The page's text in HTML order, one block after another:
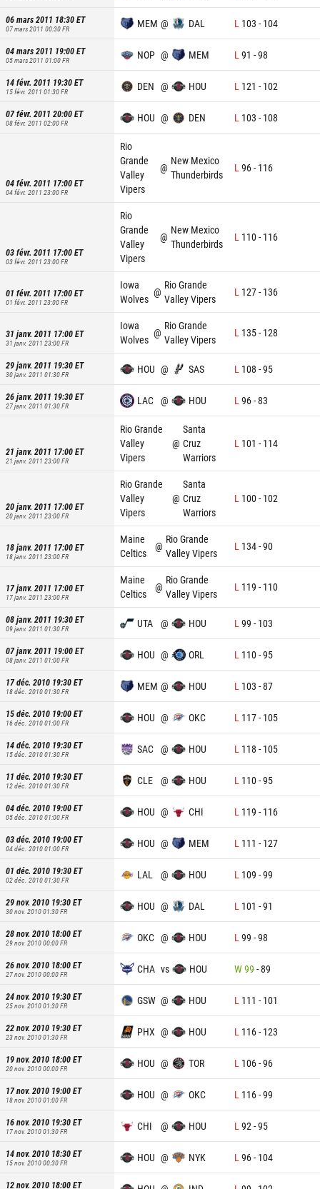
06 mars 2011 18:30ET
07 mars 2011 00:30FR MEM @ DAL L 103 - 104
04 mars 2011 19:00ET
05 mars 2011 01:00FR NOP @ MEM L 91 -98
14 févr. 2011 19:30ET
15 févr. 2011 01:30FR DEN @ HOU L 121 - 102
07 févr. 2011 20:00ET
08 févr. 2011 02:00FR HOU @ DEN L 103 - 108
04 févr. 2011 17:00ET
04 févr. 2011 23:00FR
Rio
Grande
Valley
Vipers
@
New Mexico
Thunderbirds
L96- 116
03 févr. 2011 17:00ET
03 févr. 2011 23:00FR
Rio
Grande
Valley
Vipers
@
New Mexico
Thunderbirds
L 110- 116
01 févr. 2011 17:00ET
01 févr. 2011 23:00FR
Iowa
Wolves
@
Rio Grande
Valley Vipers
L 127- 136
31 janv. 2011 17:00ET
31 janv. 2011 23:00FR
Iowa
Wolves
@
Rio Grande
Valley Vipers
L 135- 128
29 janv. 2011 19:30ET
30 janv. 2011 01:30FR HOU @ SAS L 108 -95
26 janv. 2011 19:30ET
27 janv. 2011 01:30FR LAC @ HOU L 96-83
21 janv. 2011 17:00ET
21 janv. 2011 23:00FR
Rio Grande
Valley
Vipers
@
Santa
Cruz
Warriors
L 101 - 114
20 janv. 2011 17:00ET
20 janv. 2011 23:00FR
Rio Grande
Valley
Vipers
@
Santa
Cruz
Warriors
L 100- 102
18 janv. 2011 17:00ET
18 janv. 2011 23:00FR
Maine
Celtics
@
Rio Grande
Valley Vipers
L 134-90
17 janv. 2011 17:00ET
17 janv. 2011 23:00FR
Maine
Celtics
@
Rio Grande
Valley Vipers
L 119 - 110
08 janv. 2011 19:30ET
09 janv. 2011 01:30FR UTA @ HOU L 99 - 103
07 janv. 2011 19:00ET
08 janv. 2011 01:00FR HOU @ ORL L 110-95
17 déc. 2010 19:30ET
18 déc. 2010 01:30FR MEM @ HOU L 103 -87
15 déc. 2010 19:00ET
16 déc. 2010 01:00FR HOU @ OKC L 117- 105
14 déc. 2010 19:30ET
15 déc. 2010 01:30FR SAC @ HOU L 118 - 105
11 déc. 2010 19:30ET
12 déc. 2010 01:30FR CLE @ HOU L 110-95
04 déc. 2010 19:00ET
05 déc. 2010 01:00FR HOU @ CHI L 119 - 116
03 déc. 2010 19:00ET
04 déc. 2010 01:00FR HOU @ MEM L 111 - 127
01 déc. 2010 19:30ET
02 déc. 2010 01:30FR LAL @ HOU L 109 -99
29 nov. 2010 19:30ET
30 nov. 2010 01:30FR HOU @ DAL L 101 -91
28 nov. 2010 18:00ET
29 nov. 2010 00:00FR OKC @ HOU L 99 -98
26 nov. 2010 18:00ET
27 nov. 2010 00:00FR CHA vs HOU W99 -89
24 nov. 2010 19:30ET
25 nov. 2010 01:30FR GSW @ HOU L 111 - 101
22 nov. 2010 19:30ET
23 nov. 2010 01:30FR PHX @ HOU L 116- 123
19 nov. 2010 18:00ET
20 nov. 2010 00:00FR HOU @ TOR L 106-96
17 nov. 2010 19:00ET
18 nov. 2010 01:00FR HOU @ OKC L 116-99
16 nov. 2010 19:30ET
17 nov. 2010 01:30FR CHI @ HOU L 92 -95
14 nov. 2010 18:30ET
15 nov. 2010 00:30FR HOU @ NYK L 96- 104
12 nov. 2010 18:00ET